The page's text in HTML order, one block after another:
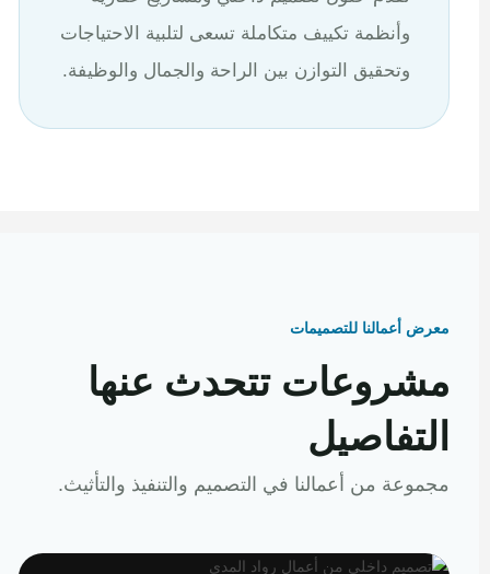
وأنظمة تكييف متكاملة تسعى لتلبية الاحتياجات
وتحقيق التوازن بين الراحة والجمال والوظيفة.
معرض أعمالنا للتصميمات
مشروعات تتحدث عنها
التفاصيل
مجموعة من أعمالنا في التصميم والتنفيذ والتأثيث.